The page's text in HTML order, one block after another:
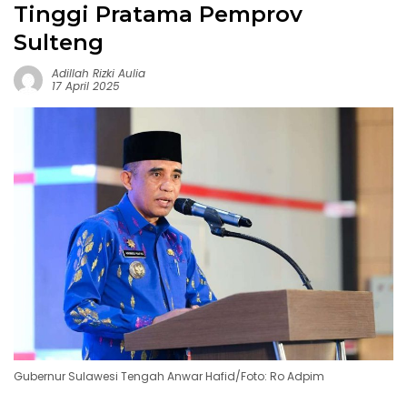
Tinggi Pratama Pemprov
Sulteng
Adillah Rizki Aulia
17 April 2025
Gubernur Sulawesi Tengah Anwar Hafid/Foto: Ro Adpim